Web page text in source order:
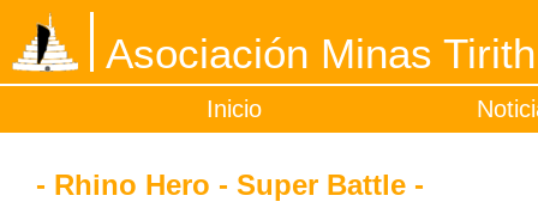
Asociación Minas Tirith
Inicio
- Rhino Hero - Super Battle -